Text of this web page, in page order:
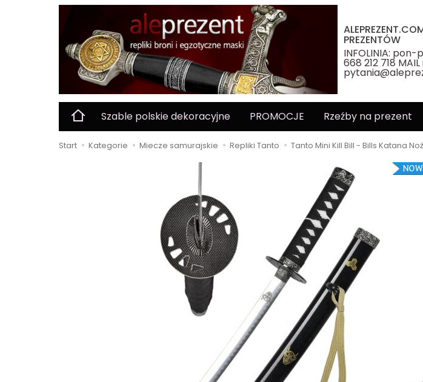
PREZENTÓW
INFOLINIA:
668 212 718
Szable polskie dekoracyjne PROMOCJE Rzeźby na prezent
Start Kategorie Miecze samurajskie Repliki Tanto Tanto Mini Kill Bill - Bills Katana